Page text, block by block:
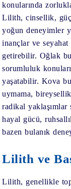
konularında
Lilith, cinsellik, güç
yoğun deneyimler
inançlar ve seyahat
getirebilir. Oğlak
sorumluluk
yaşatabilir. Kova
uymama,
radikal
hayal gücü,
bazen bulanık
Lilith ve
Lilith, genellikle